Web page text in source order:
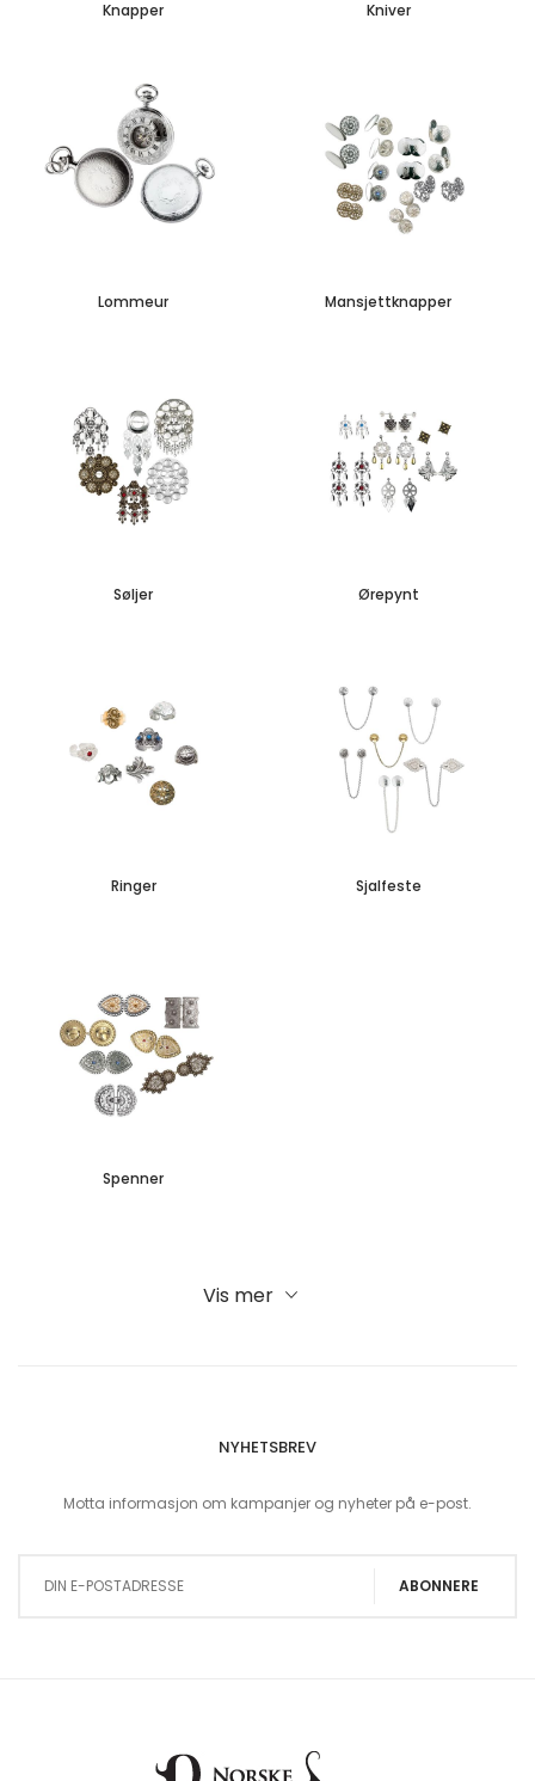
Knapper Kniver
Lommeur Mansjettknapper
Søljer Ørepynt
Ringer Sjalfeste
Spenner
Vis mer
NYHETSBREV
Motta informasjon om kampanjer og nyheter på e-post.
ABONNERE